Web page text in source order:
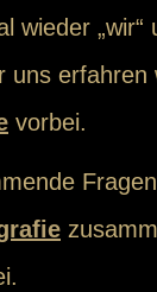
wieder „wir“
uns
vorbei.